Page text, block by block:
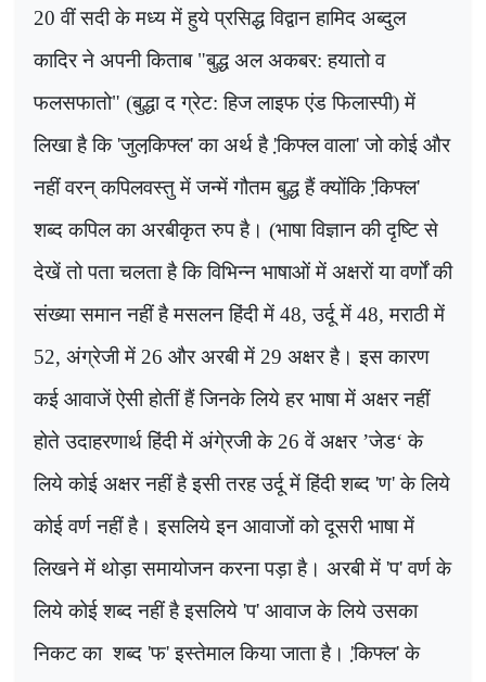
20 वीं सदी के मध्य में हुये प्रसिद्ध विद्वान हामिद अब्दुल
कादिर ने अपनी किताब "बुद्ध अल अकबर: हयातो व
फलसफातो" (बुद्धा द ग्रेट: हिज लाइफ एंड फिलास्पी) में
लिखा है कि'जुलकि़फ्ल'का अर्थ है'कि़फ्ल वाला'जो कोई और
नहीं वरन् कपिलवस्तु में जन्में गौतम बुद्ध हैं क्योंकि'कि़फ्ल'
शब्द कपिल का अरबीकृत रुप है। (भाषा विज्ञान की दृष्टि से
देखें तो पता चलता है कि विभिन्न भाषाओं में अक्षरों या वर्णों की
संख्या समान नहीं है मसलन हिंदी में 48,उर्दू में 48,मराठी में
52, अंग्रेजी में 26 और अरबी में 29 अक्षर है। इस कारण
कई आवाजें ऐसी होतीं हैं जिनके लिये हर भाषा में अक्षर नहीं
होते उदाहरणार्थ हिंदी में अंगे्रजी के 26 वें अक्षर ’जेड‘के
लिये कोई अक्षर नहीं है इसी तरह उर्दू में हिंदी शब्द 'ण'के लिये
कोई वर्ण नहीं है। इसलिये इन आवाजों को दूसरी भाषा में
लिखने में थोड़ा समायोजन करना पड़ा है। अरबी में 'प'वर्ण के
लिये कोई शब्द नहीं है इसलिये 'प' आवाज के लिये उसका
निकट का शब्द 'फ'इस्तेमाल किया जाता है। 'कि़फ्ल'के